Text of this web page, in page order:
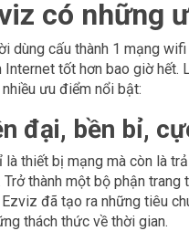
có những
dùng cấu thành 1 mạng
tốt hơn bao giờ hết.
ưu điểm nổi bật:
đại, bền bỉ,
là thiết bị mạng mà còn là
Trở thành một bộ phận
đã tạo ra những tiêu
thách thức về thời gian.